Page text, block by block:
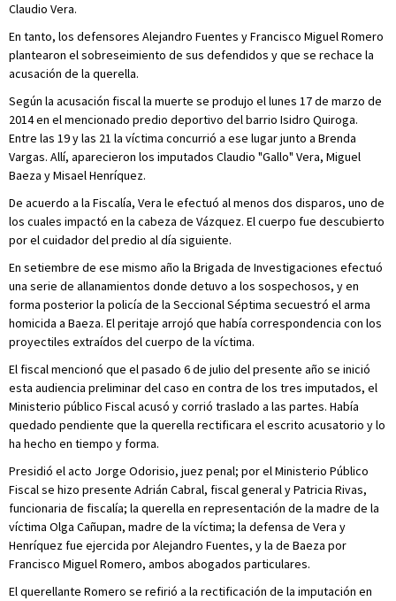
Claudio Vera.
En tanto, los defensores Alejandro Fuentes y Francisco Miguel Romero
plantearon el sobreseimiento de sus defendidos y que se rechace la
acusación de la querella.
Según la acusación fiscal la muerte se produjo el lunes 17 de marzo de
2014 en el mencionado predio deportivo del barrio Isidro Quiroga.
Entre las 19 y las 21 la víctima concurrió a ese lugar junto a Brenda
Vargas. Allí, aparecieron los imputados Claudio "Gallo" Vera, Miguel
Baeza y Misael Henríquez.
De acuerdo a la Fiscalía, Vera le efectuó al menos dos disparos, uno de
los cuales impactó en la cabeza de Vázquez. El cuerpo fue descubierto
por el cuidador del predio al día siguiente.
En setiembre de ese mismo año la Brigada de Investigaciones efectuó
una serie de allanamientos donde detuvo a los sospechosos, y en
forma posterior la policía de la Seccional Séptima secuestró el arma
homicida a Baeza. El peritaje arrojó que había correspondencia con los
proyectiles extraídos del cuerpo de la víctima.
El fiscal mencionó que el pasado 6 de julio del presente año se inició
esta audiencia preliminar del caso en contra de los tres imputados, el
Ministerio público Fiscal acusó y corrió traslado a las partes. Había
quedado pendiente que la querella rectificara el escrito acusatorio y lo
ha hecho en tiempo y forma.
Presidió el acto Jorge Odorisio, juez penal; por el Ministerio Público
Fiscal se hizo presente Adrián Cabral, fiscal general y Patricia Rivas,
funcionaria de fiscalía; la querella en representación de la madre de la
víctima Olga Cañupan, madre de la víctima; la defensa de Vera y
Henríquez fue ejercida por Alejandro Fuentes, y la de Baeza por
Francisco Miguel Romero, ambos abogados particulares.
El querellante Romero se refirió a la rectificación de la imputación en